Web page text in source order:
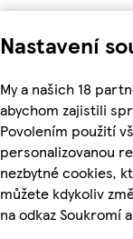
Nastavení
My a našich 18
abychom zajistili
Povolením použití
personalizovanou
nezbytné cookies,
můžete kdykoliv
na odkaz Soukromí